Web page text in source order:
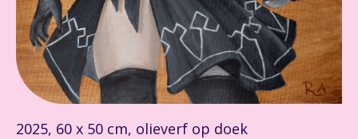
2025, 60 x 50 cm, olieverf op doek